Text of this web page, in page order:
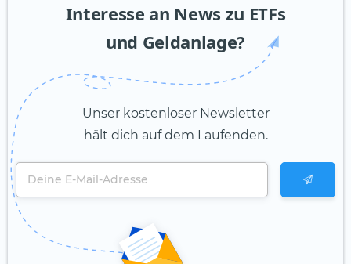
Interesse an News zu ETFs
und Geldanlage?
Unser kostenloser Newsletter
hält dich auf dem Laufenden.